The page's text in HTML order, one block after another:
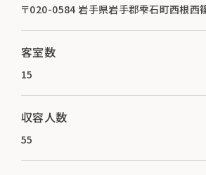
〒020-0584 岩手県岩手郡雫石町西根西
客室数
15
収容人数
55